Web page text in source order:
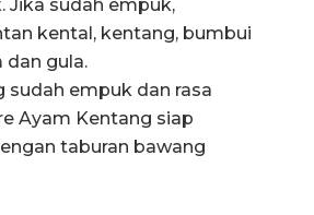
Jika sudah empuk,
kental, kentang, bumbui
dan gula.
sudah empuk dan rasa
Ayam Kentang siap
taburan bawang